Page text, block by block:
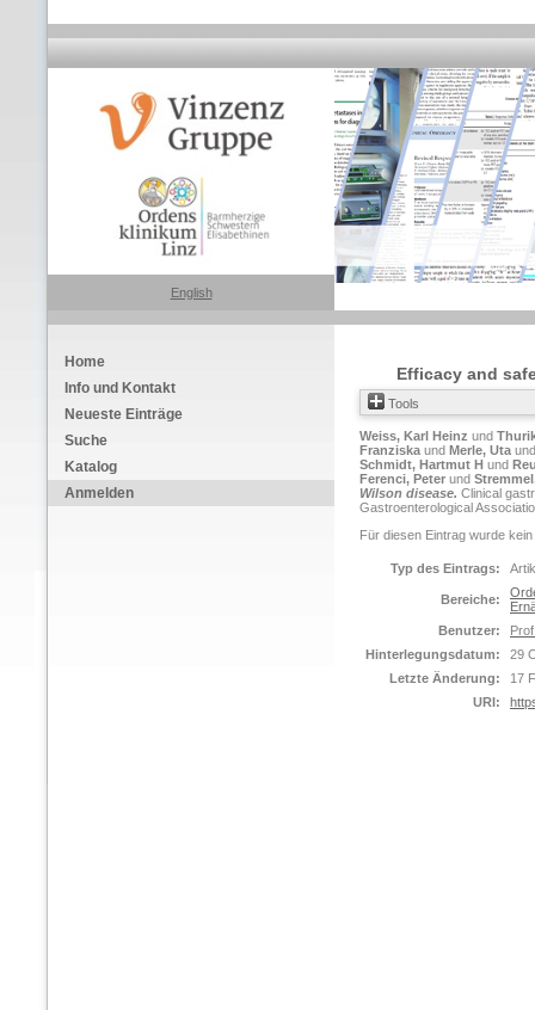
English
Home
Info und Kontakt
Neueste Einträge
Suche
Katalog
Anmelden
Efficacy and
Tools
Weiss, Karl Heinz und
Franziska und Merle, Uta
Schmidt, Hartmut H und
Ferenci, Peter und
Wilson disease. Clinical
Gastroenterological
Für diesen Eintrag wurde
Typ des Eintrags:
Bereiche:
Benutzer:
Hinterlegungsdatum:
29
Letzte Änderung:
17
URI: